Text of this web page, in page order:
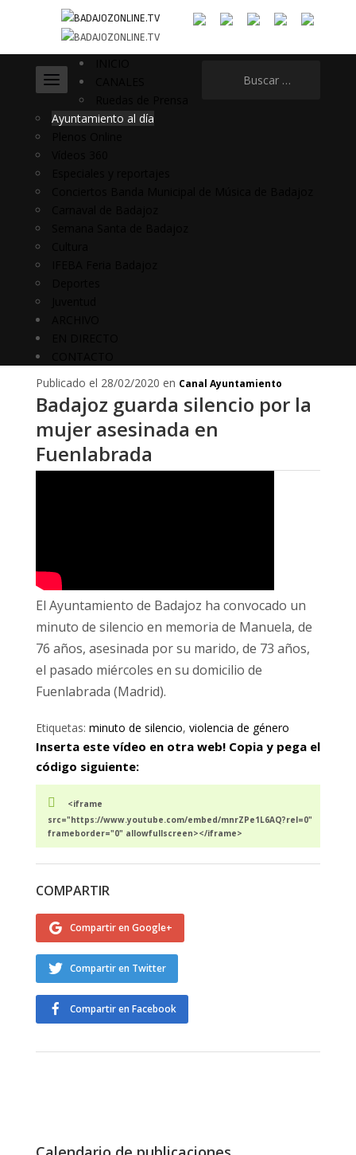
Ayuntamiento al día
Publicado el 28/02/2020 en Canal Ayuntamiento
Badajoz guarda silencio por la
mujer asesinada en
Fuenlabrada
El Ayuntamiento de Badajoz ha convocado un
minuto de silencio en memoria de Manuela, de
76 años, asesinada por su marido, de 73 años,
el pasado miércoles en su domicilio de
Fuenlabrada (Madrid).
Etiquetas: minuto de silencio, violencia de género
Inserta este vídeo en otra web! Copia y pega el
código siguiente:
<iframe
src="https://www.youtube.com/embed/mnrZPe1L6AQ?rel=0"
frameborder="0" allowfullscreen></iframe>
COMPARTIR
Compartir en Google+
Compartir en Twitter
Compartir en Facebook